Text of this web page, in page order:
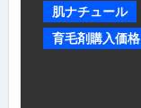
肌ナチュール
育毛剤購入価格